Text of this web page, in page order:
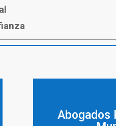
Abogados